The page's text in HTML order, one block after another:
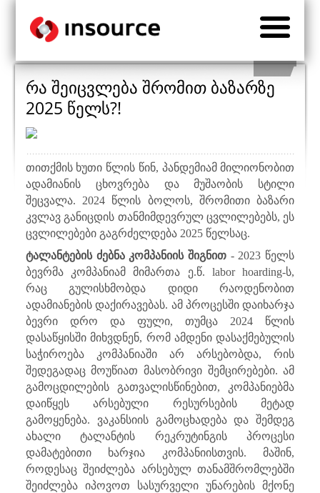
რა შეიცვლება შრომით ბაზარზე
2025 წელს?!
თითქმის ხუთი წლის წინ, პანდემიამ მილიონობით
ადამიანის ცხოვრება და მუშაობის სტილი
შეცვალა. 2024 წლის ბოლოს, შრომითი ბაზარი
კვლავ განიცდის თანმიმდევრულ ცვლილებებს, ეს
ცვლილებები გაგრძელდება 2025 წელსაც.
ტალანტების ძებნა კომპანიის შიგნით - 2023 წელს
ბევრმა კომპანიამ მიმართა ე.წ. labor hoarding-ს,
რაც გულისხმობდა დიდი რაოდენობით
ადამიანების დაქირავებას. ამ პროცესში დაიხარჯა
ბევრი დრო და ფული, თუმცა 2024 წლის
დასაწყისში მიხვდნენ, რომ ამდენი დასაქმებულის
საჭიროება კომპანიაში არ არსებობდა, რის
შედეგადაც მოუწიათ მასობრივი შემცირებები. ამ
გამოცდილების გათვალისწინებით, კომპანიებმა
დაიწყეს არსებული რესურსების მეტად
გამოყენება. ვაკანსიის გამოცხადება და შემდეგ
ახალი ტალანტის რეკრუტინგის პროცესი
დამატებითი ხარჯია კომპანიისთვის. მაშინ,
როდესაც შეიძლება არსებულ თანამშრომლებში
შეიძლება იპოვოთ სასურველი უნარების მქონე